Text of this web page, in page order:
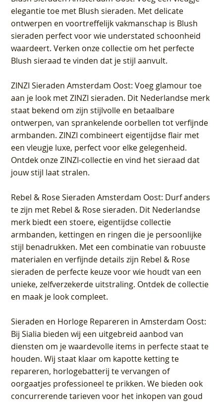
elegantie toe met Blush sieraden. Met delicate
ontwerpen en voortreffelijk vakmanschap is Blush
sieraden perfect voor wie understated schoonheid
waardeert. Verken onze collectie om het perfecte
Blush sieraad te vinden dat je stijl aanvult.
ZINZI Sieraden Amsterdam Oost: Voeg glamour toe
aan je look met ZINZI sieraden. Dit Nederlandse merk
staat bekend om zijn stijlvolle en betaalbare
ontwerpen, van sprankelende oorbellen tot verfijnde
armbanden. ZINZI combineert eigentijdse flair met
een vleugje luxe, perfect voor elke gelegenheid.
Ontdek onze ZINZI-collectie en vind het sieraad dat
jouw stijl laat stralen.
Rebel & Rose Sieraden Amsterdam Oost: Durf anders
te zijn met Rebel & Rose sieraden. Dit Nederlandse
merk biedt een stoere, eigentijdse collectie
armbanden, kettingen en ringen die je persoonlijke
stijl benadrukken. Met een combinatie van robuuste
materialen en verfijnde details zijn Rebel & Rose
sieraden de perfecte keuze voor wie houdt van een
unieke, zelfverzekerde uitstraling. Ontdek de collectie
en maak je look compleet.
Sieraden en Horloge Repareren in Amsterdam Oost:
Bij Sialia bieden wij een uitgebreid aanbod van
diensten om je waardevolle items in perfecte staat te
houden. Wij staat klaar om kapotte ketting te
repareren, horlogebatterij te vervangen of
oorgaatjes professioneel te prikken. We bieden ook
concurrerende tarieven voor het inkopen van goud